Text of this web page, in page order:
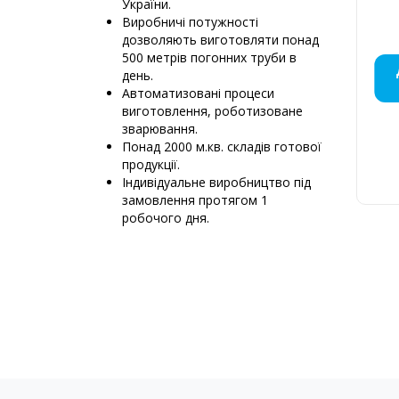
України.
Виробничі потужності
дозволяють виготовляти понад
500 метрів погонних труби в
день.
Автоматизовані процеси
виготовлення, роботизоване
зварювання.
Понад 2000 м.кв. складів готової
продукції.
Індивідуальне виробництво під
замовлення протягом 1
робочого дня.